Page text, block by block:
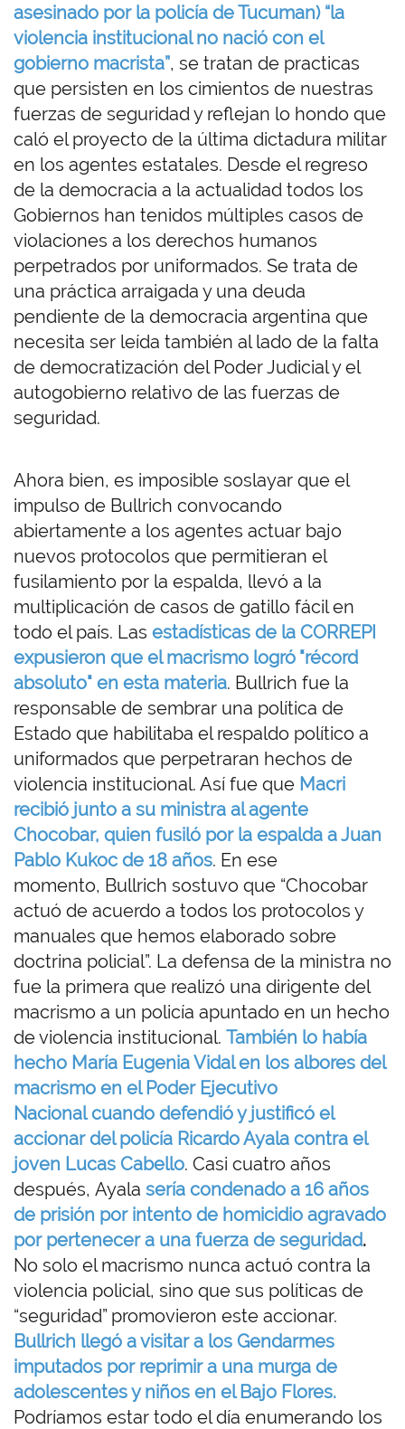
asesinado por la policía de Tucuman) “la
violencia institucional no nació con el
gobierno macrista”, se tratan de practicas
que persisten en los cimientos de nuestras
fuerzas de seguridad y reflejan lo hondo que
caló el proyecto de la última dictadura militar
en los agentes estatales. Desde el regreso
de la democracia a la actualidad todos los
Gobiernos han tenidos múltiples casos de
violaciones a los derechos humanos
perpetrados por uniformados. Se trata de
una práctica arraigada y una deuda
pendiente de la democracia argentina que
necesita ser leída también al lado de la falta
de democratización del Poder Judicial y el
autogobierno relativo de las fuerzas de
seguridad.
Ahora bien, es imposible soslayar que el
impulso de Bullrich convocando
abiertamente a los agentes actuar bajo
nuevos protocolos que permitieran el
fusilamiento por la espalda, llevó a la
multiplicación de casos de gatillo fácil en
todo el país. Las estadísticas de la CORREPI
expusieron que el macrismo logró "récord
absoluto" en esta materia. Bullrich fue la
responsable de sembrar una política de
Estado que habilitaba el respaldo político a
uniformados que perpetraran hechos de
violencia institucional. Así fue que Macri
recibió junto a su ministra al agente
Chocobar, quien fusiló por la espalda a Juan
Pablo Kukoc de 18 años. En ese
momento, Bullrich sostuvo que “Chocobar
actuó de acuerdo a todos los protocolos y
manuales que hemos elaborado sobre
doctrina policial”. La defensa de la ministra no
fue la primera que realizó una dirigente del
macrismo a un policía apuntado en un hecho
de violencia institucional. También lo había
hecho María Eugenia Vidal en los albores del
macrismo en el Poder Ejecutivo
Nacional cuando defendió y justificó el
accionar del policía Ricardo Ayala contra el
joven Lucas Cabello. Casi cuatro años
después, Ayala sería condenado a 16 años
de prisión por intento de homicidio agravado
por pertenecer a una fuerza de seguridad.
No solo el macrismo nunca actuó contra la
violencia policial, sino que sus políticas de
“seguridad” promovieron este accionar.
Bullrich llegó a visitar a los Gendarmes
imputados por reprimir a una murga de
adolescentes y niños en el Bajo Flores.
Podríamos estar todo el día enumerando los